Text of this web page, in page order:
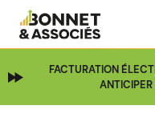
FACTURATION